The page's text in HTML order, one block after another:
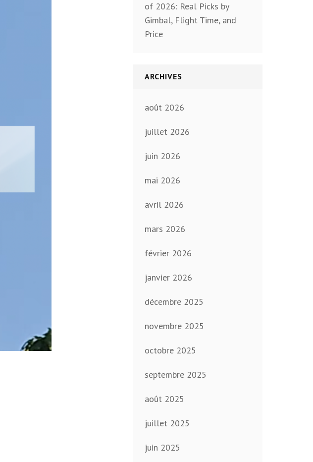
of 2026: Real Picks by
Gimbal, Flight Time, and
Price
ARCHIVES
août 2026
juillet 2026
juin 2026
mai 2026
avril 2026
mars 2026
février 2026
janvier 2026
décembre 2025
novembre 2025
octobre 2025
septembre 2025
août 2025
juillet 2025
juin 2025